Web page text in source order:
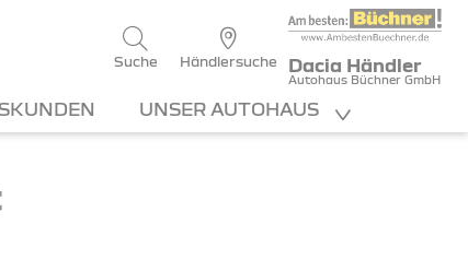
Suche Händlersuche Dacia Händler
Autohaus Büchner GmbH
UNSER AUTOHAUS